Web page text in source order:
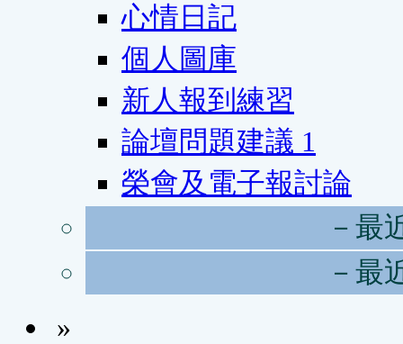
心情日記
個人圖庫
新人報到練習
論壇問題建議 1
榮會及電子報討論
－最
－最
»